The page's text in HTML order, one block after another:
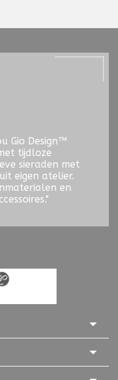
Gio Design™
tijdloze
sieraden met
uit eigen atelier.
en